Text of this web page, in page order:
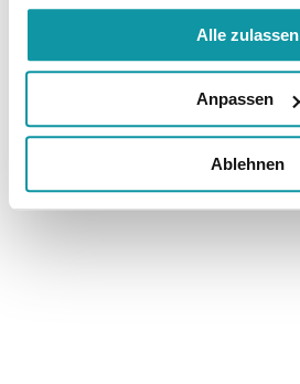
Alle zulassen
Anpassen
Ablehnen